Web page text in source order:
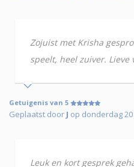
Zojuist met Krisha
speelt, heel zuiver.
Getuigenis van 5
Geplaatst door J op donderdag
Leuk en kort gesprek